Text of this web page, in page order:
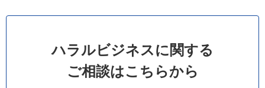
ハラルビジネスに関する
ご相談はこちらから